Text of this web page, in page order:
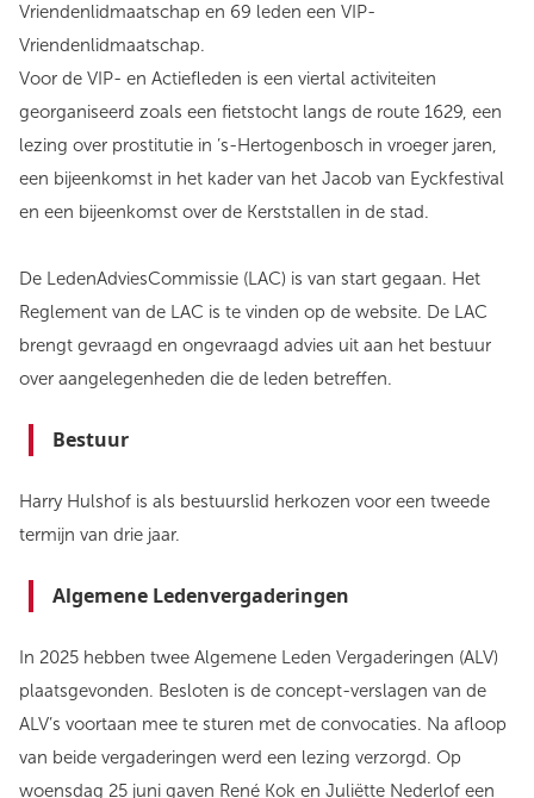
Vriendenlidmaatschap en 69 leden een VIP-
Vriendenlidmaatschap.
Voor de VIP- en Actiefleden is een viertal activiteiten
georganiseerd zoals een fietstocht langs de route 1629, een
lezing over prostitutie in ’s-Hertogenbosch in vroeger jaren,
een bijeenkomst in het kader van het Jacob van Eyckfestival
en een bijeenkomst over de Kerststallen in de stad.
De LedenAdviesCommissie (LAC) is van start gegaan. Het
Reglement van de LAC is te vinden op de website. De LAC
brengt gevraagd en ongevraagd advies uit aan het bestuur
over aangelegenheden die de leden betreffen.
Bestuur
Harry Hulshof is als bestuurslid herkozen voor een tweede
termijn van drie jaar.
Algemene Ledenvergaderingen
In 2025 hebben twee Algemene Leden Vergaderingen (ALV)
plaatsgevonden. Besloten is de concept-verslagen van de
ALV’s voortaan mee te sturen met de convocaties. Na afloop
van beide vergaderingen werd een lezing verzorgd. Op
woensdag 25 juni gaven René Kok en Juliëtte Nederlof een